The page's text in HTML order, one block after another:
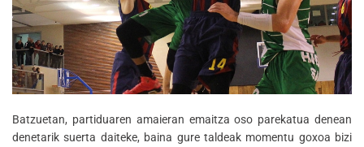
Batzuetan, partiduaren amaieran emaitza oso parekatua denean
denetarik suerta daiteke, baina gure taldeak momentu goxoa bizi